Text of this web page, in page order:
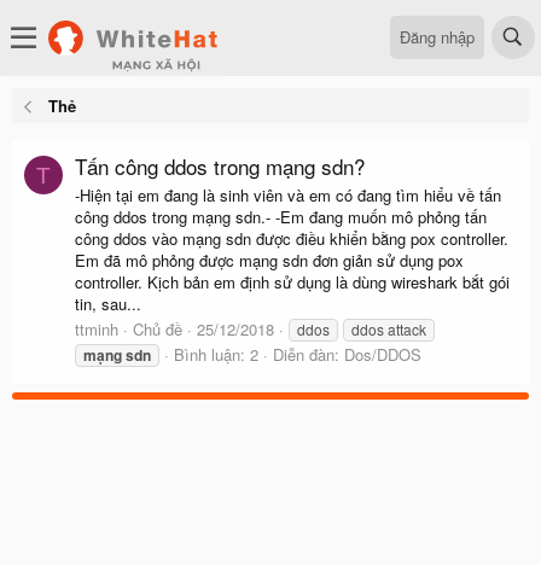
Đăng nhập
Thẻ
T Tấn công ddos trong mạng sdn?
-Hiện tại em đang là sinh viên và em có đang tìm hiểu về tấn
công ddos trong mạng sdn.- -Em đang muốn mô phỏng tấn
công ddos vào mạng sdn được điều khiển bằng pox controller.
Em đã mô phỏng được mạng sdn đơn giản sử dụng pox
controller. Kịch bản em định sử dụng là dùng wireshark bắt gói
tin, sau...
ttminh
Chủ đề 25/12/2018 ddos ddos attack
mạngsdn Bình luận: 2 Diễn đàn: Dos/DDOS